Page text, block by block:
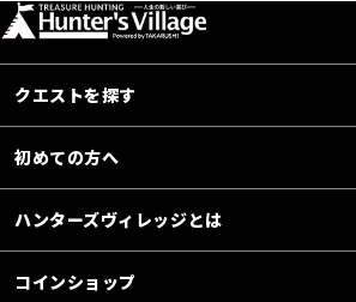
クエストを探す
初めての方へ
ハンターズヴィレッジとは
コインショップ